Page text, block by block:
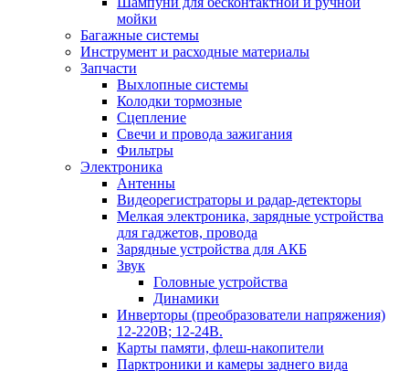
мойки
Багажные системы
Инструмент и расходные материалы
Запчасти
Выхлопные системы
Колодки тормозные
Сцепление
Свечи и провода зажигания
Фильтры
Электроника
Антенны
Видеорегистраторы и радар-детекторы
Мелкая электроника, зарядные устройства
для гаджетов, провода
Зарядные устройства для АКБ
Звук
Головные устройства
Динамики
Инверторы (преобразователи напряжения)
12-220В; 12-24В.
Карты памяти, флеш-накопители
Парктроники и камеры заднего вида